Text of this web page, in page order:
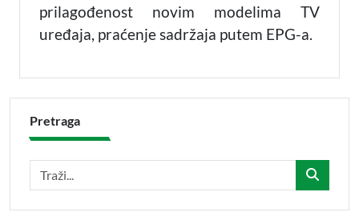
prilagođenost novim modelima TV
uređaja, praćenje sadržaja putem EPG-a.
Pretraga